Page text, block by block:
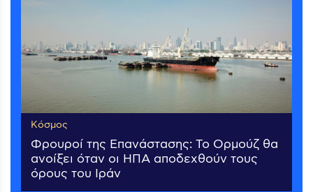
Κόσμος
Φρουροί της Επανάστασης: Το Ορμούζ θα
ανοίξει όταν οι ΗΠΑ αποδεχθούν τους
όρους του Ιράν